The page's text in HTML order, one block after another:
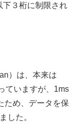
下３桁に制限され
）は、本来は
ていますが、1ms
ため、データを保
した。